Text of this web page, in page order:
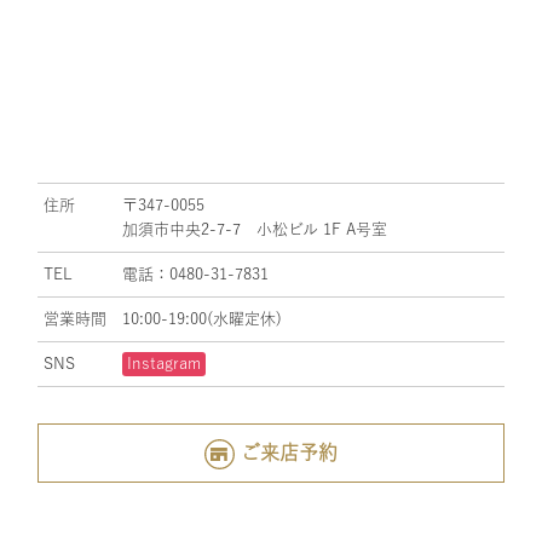
住所
〒347-0055
加須市中央2-7-7 小松ビル 1F A号室
TEL 電話：0480-31-7831
営業時間 10:00-19:00(水曜定休)
SNS Instagram
ご来店予約